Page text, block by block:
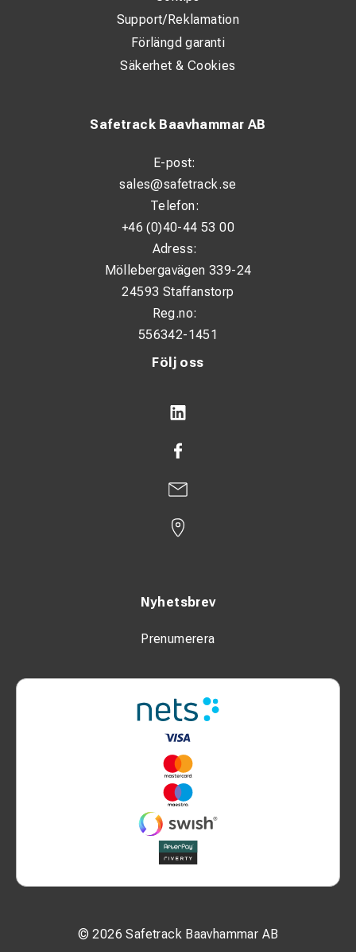
Följ oss
Nyhetsbrev
Prenumerera
© 2026 Safetrack Baavhammar AB
Safetrack Baavhammar AB
E-post:
sales@safetrack.se
Telefon:
+46 (0)40-44 53 00
Adress:
Möllebergavägen 339-24
24593 Staffanstorp
Reg.no:
556342-1451
Support/Reklamation
Förlängd garanti
Säkerhet & Cookies